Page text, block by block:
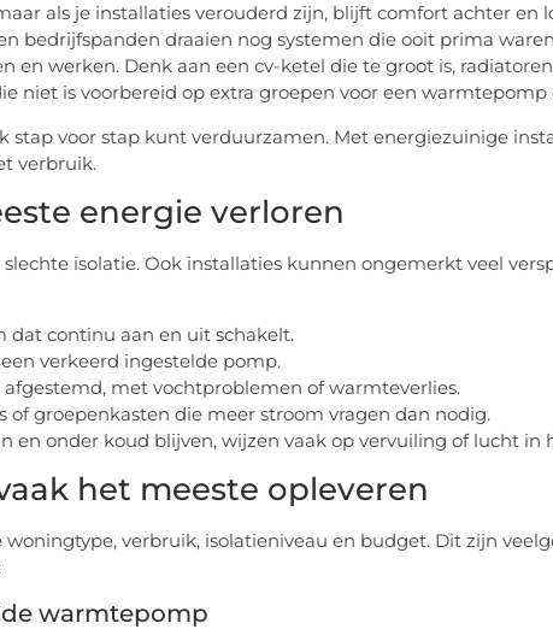
als je installaties verouderd zijn, blijft comfort achter en
bedrijfspanden draaien nog systemen die ooit prima
en werken. Denk aan een cv-ketel die te groot is,
niet is voorbereid op extra groepen voor een
stap voor stap kunt verduurzamen. Met energiezuinige
verbruik.
energie verloren
isolatie. Ook installaties kunnen ongemerkt veel
dat continu aan en uit schakelt.
verkeerd ingestelde pomp.
met vochtproblemen of warmteverlies.
of groepenkasten die meer stroom vragen dan nodig.
en onder koud blijven, wijzen vaak op vervuiling of lucht in
het meeste opleveren
woningtype, verbruik, isolatieniveau en budget. Dit zijn
warmtepomp